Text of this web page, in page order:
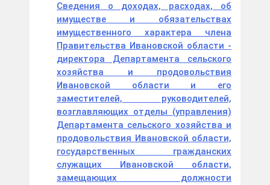
Сведения о доходах, расходах, об
имуществе и обязательствах
имущественного характера члена
Правительства Ивановской области -
директора Департамента сельского
хозяйства и продовольствия
Ивановской области и его
заместителей, руководителей,
возглавляющих отделы (управления)
Департамента сельского хозяйства и
продовольствия Ивановской области,
государственных гражданских
служащих Ивановской области,
замещающих должности